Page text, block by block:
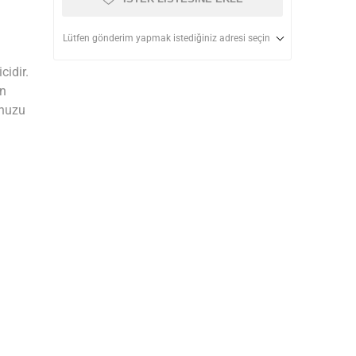
Lütfen gönderim yapmak istediğiniz adresi seçin